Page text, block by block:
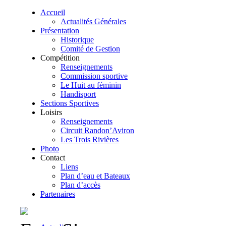
Accueil
Actualités Générales
Présentation
Historique
Comité de Gestion
Compétition
Renseignements
Commission sportive
Le Huit au féminin
Handisport
Sections Sportives
Loisirs
Renseignements
Circuit Randon’Aviron
Les Trois Rivières
Photo
Contact
Liens
Plan d’eau et Bateaux
Plan d’accès
Partenaires